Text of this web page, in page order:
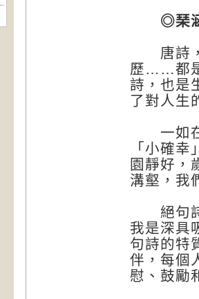
◎琹涵
唐詩，
歷……都
詩，也是
了對人生
一如在
「小確
園靜好，
溝壑，我
絕句詩
我是深具
句詩的特
伴，每個
慰、鼓勵